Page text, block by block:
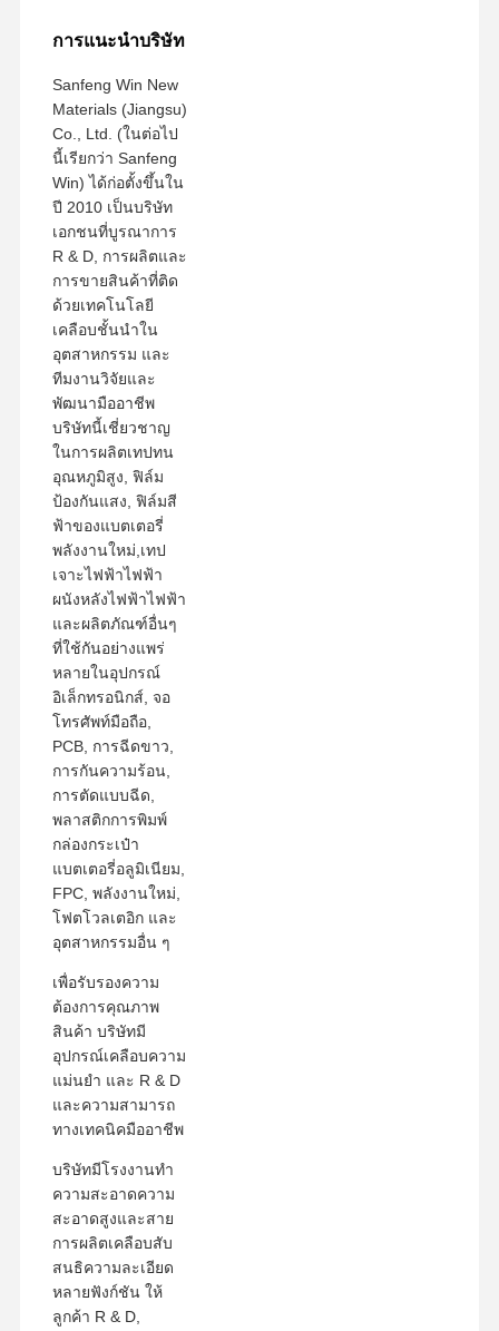
การแนะนําบริษัท
Sanfeng Win New
Materials (Jiangsu)
Co., Ltd. (ในต่อไป
นี้เรียกว่า Sanfeng
Win) ได้ก่อตั้งขึ้นใน
ปี 2010 เป็นบริษัท
เอกชนที่บูรณาการ
R & D, การผลิตและ
การขายสินค้าที่ติด
ด้วยเทคโนโลยี
เคลือบชั้นนําใน
อุตสาหกรรม และ
ทีมงานวิจัยและ
พัฒนามืออาชีพ
บริษัทนี้เชี่ยวชาญ
ในการผลิตเทปทน
อุณหภูมิสูง, ฟิล์ม
ป้องกันแสง, ฟิล์มสี
ฟ้าของแบตเตอรี่
พลังงานใหม่,เทป
เจาะไฟฟ้าไฟฟ้า
ผนังหลังไฟฟ้าไฟฟ้า
และผลิตภัณฑ์อื่นๆ
ที่ใช้กันอย่างแพร่
หลายในอุปกรณ์
อิเล็กทรอนิกส์, จอ
โทรศัพท์มือถือ,
PCB, การฉีดขาว,
การกันความร้อน,
การตัดแบบฉีด,
พลาสติกการพิมพ์
กล่องกระเป๋า
แบตเตอรี่อลูมิเนียม,
FPC, พลังงานใหม่,
โฟตโวลเตอิก และ
อุตสาหกรรมอื่น ๆ
เพื่อรับรองความ
ต้องการคุณภาพ
สินค้า บริษัทมี
อุปกรณ์เคลือบความ
แม่นยํา และ R & D
และความสามารถ
ทางเทคนิคมืออาชีพ
บริษัทมีโรงงานทํา
ความสะอาดความ
สะอาดสูงและสาย
การผลิตเคลือบสับ
สนธิความละเอียด
หลายฟังก์ชัน ให้
ลูกค้า R & D,